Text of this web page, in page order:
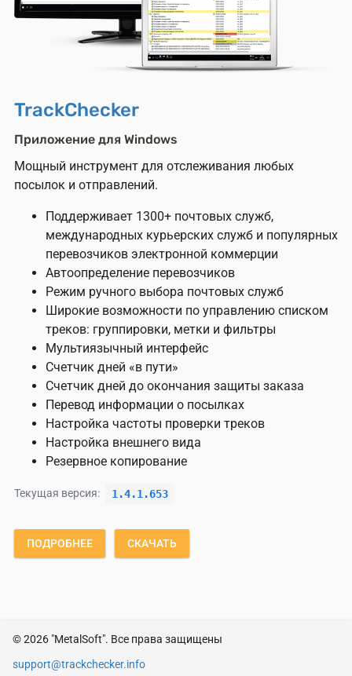
TrackChecker
Приложение для Windows
Мощный инструмент для отслеживания любых
посылок и отправлений.
Поддерживает 1300+ почтовых служб,
международных курьерских служб и популярных
перевозчиков электронной коммерции
Автоопределение перевозчиков
Режим ручного выбора почтовых служб
Широкие возможности по управлению списком
треков: группировки, метки и фильтры
Мультиязычный интерфейс
Счетчик дней «в пути»
Счетчик дней до окончания защиты заказа
Перевод информации о посылках
Настройка частоты проверки треков
Настройка внешнего вида
Резервное копирование
Текущая версия: 1.4.1.653
ПОДРОБНЕЕ СКАЧАТЬ
© 2026 "MetalSoft". Все права защищены
support@trackchecker.info